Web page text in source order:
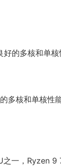
的多核和单
核和单核性
一，Ryzen